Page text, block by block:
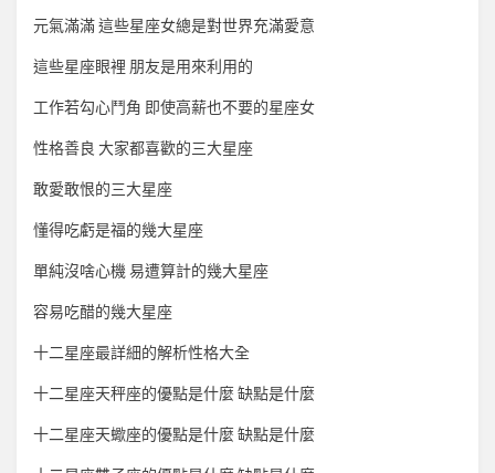
元氣滿滿 這些星座女總是對世界充滿愛意
這些星座眼裡 朋友是用來利用的
工作若勾心鬥角 即使高薪也不要的星座女
性格善良 大家都喜歡的三大星座
敢愛敢恨的三大星座
懂得吃虧是福的幾大星座
單純沒啥心機 易遭算計的幾大星座
容易吃醋的幾大星座
十二星座最詳細的解析性格大全
十二星座天秤座的優點是什麼 缺點是什麼
十二星座天蠍座的優點是什麼 缺點是什麼